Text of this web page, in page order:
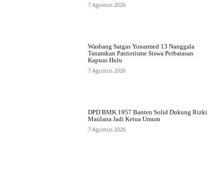
7 Agustus 2026
Wasbang Satgas Yonarmed 13 Nanggala
Tanamkan Patriotisme Siswa Perbatasan
Kapuas Hulu
7 Agustus 2026
DPD BMK 1957 Banten Solid Dukung Rizki
Maulana Jadi Ketua Umum
7 Agustus 2026